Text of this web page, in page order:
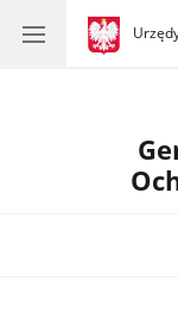
gov.pl
gov.pl